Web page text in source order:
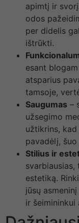
apimtį ir
odos
per didelis
ištrūkti.
esant
atsparius
tamsoje,
Saugumas –
užsegimo
užtikrins,
pavadėlį,
Stilius ir
estetiką.
jūsų
ir